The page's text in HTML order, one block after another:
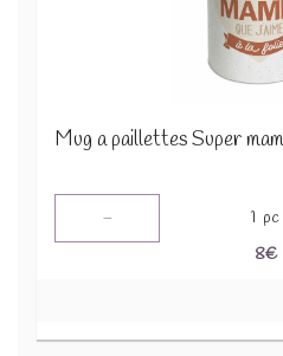
Mug a paillettes Super
- 1 pc
8€